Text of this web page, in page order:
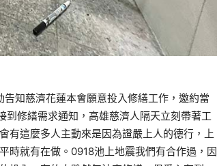
知慈濟花蓮本會願意投入修繕工作，邀約當
修繕需求通知，高雄慈濟人隔天立刻帶著工
有這麼多人主動來是因為證嚴上人的德行，上
時就有在做。0918池上地震我們有合作過，因